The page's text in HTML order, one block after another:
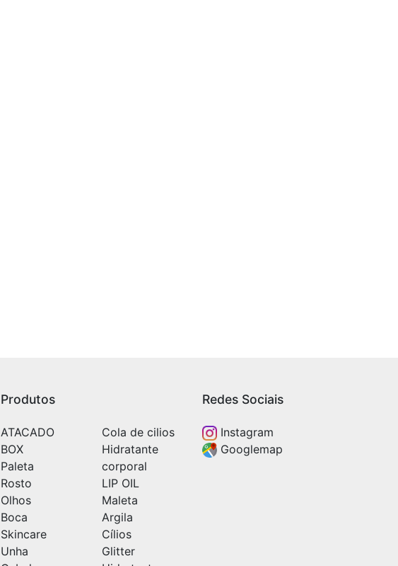
Produtos
ATACADO
BOX
Paleta
Rosto
Olhos
Boca
Skincare
Unha
Cola de cilios
Hidratante
corporal
LIP OIL
Maleta
Argila
Cílios
Glitter
Redes Sociais
Instagram
Googlemap